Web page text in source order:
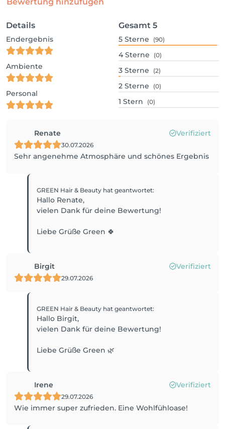
Details
Endergebnis
Ambiente
Personal
Gesamt 5
5 Sterne (90)
4 Sterne (0)
3 Sterne (2)
2 Sterne (0)
1 Stern (0)
Renate Verifiziert
30.07.2026
Sehr angenehme Atmosphäre und schönes Ergebnis
GREEN Hair & Beauty hat geantwortet:
Hallo Renate,
vielen Dank für deine Bewertung!
Liebe Grüße Green 🍀
Birgit Verifiziert
29.07.2026
GREEN Hair & Beauty hat geantwortet:
Hallo Birgit,
vielen Dank für deine Bewertung!
Liebe Grüße Green 🌿
Irene Verifiziert
29.07.2026
Wie immer super zufrieden. Eine Wohlfühloase!